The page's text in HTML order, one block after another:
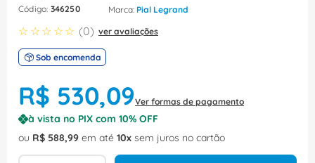
: 346250 Pial Legrand
☆ ☆ ☆ ☆ ☆ (0) ver avaliações
Sob encomenda
R$ 530,09Ver formas de pagamento
à vista no PIX com 10% OFF
ou R$ 588,99 em até 10 sem juros no cartão